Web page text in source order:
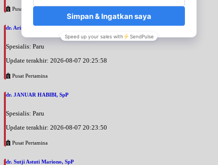
Pusat Pertamina
dr. Arini Purwono, SpP
Spesialis: Paru
Update terakhir: 2026-08-07 20:25:58
Pusat Pertamina
dr. JANUAR HABIBI, SpP
Spesialis: Paru
Update terakhir: 2026-08-07 20:23:50
Pusat Pertamina
dr. Sutji Astuti Mariono, SpP